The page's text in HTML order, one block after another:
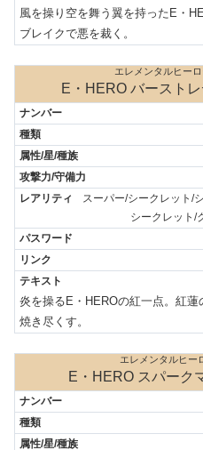
風を操り空を舞う翼を持ったE・
ブレイクで悪を裁く。
エレメンタルヒー
E・HERO バースト
スーパー/シークレット/
シークレット/
炎を操るE・HEROの紅一点。紅
焼き尽くす。
エレメンタルヒー
E・HERO スパーク